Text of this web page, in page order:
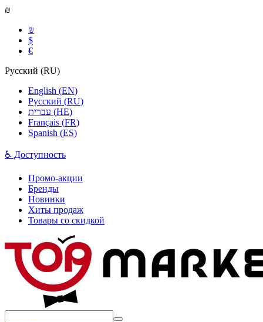
₪
₪
$
€
Русский (RU)
English (EN)
Русский (RU)
(HE)
Français (FR)
Spanish (ES)
♿ Доступность
Промо-акции
Бренды
Новинки
Хиты продаж
Товары со скидкой